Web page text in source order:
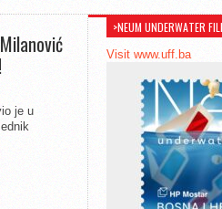
je u
>NEUM UNDERWATER
Visit www.uff.ba